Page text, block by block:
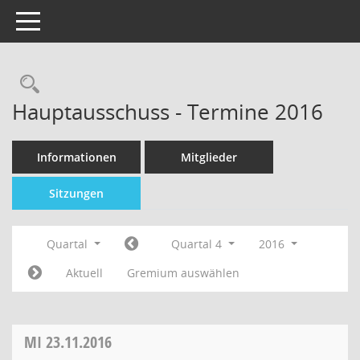
Toggle navigation
Hauptausschuss - Termine 2016
Informationen Mitglieder
Sitzungen
Quartal Quartal 4
2016
Aktuell
Gremium auswählen
MI 23.11.2016